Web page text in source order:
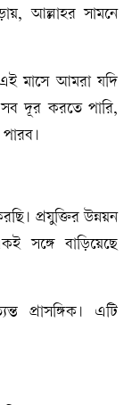
আল্লাহর সামনে
মাসে আমরা যদি
দূর করতে পারি,
প্রযুক্তির উন্নয়ন
সঙ্গে বাড়িয়েছে
প্রাসঙ্গিক। এটি